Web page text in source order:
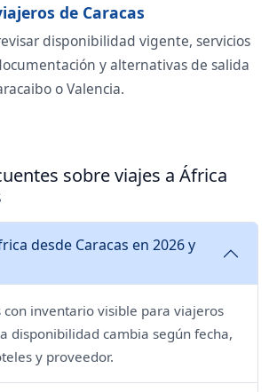
de Caracas
disponibilidad vigente, servicios
y alternativas de salida
o Valencia.
sobre viajes a África
desde Caracas en 2026 y
con inventario visible para viajeros
disponibilidad cambia según fecha,
y proveedor.